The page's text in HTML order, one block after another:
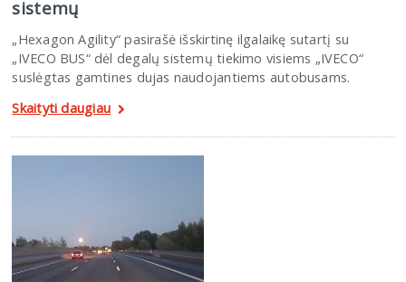
sistemų
„Hexagon Agility“ pasirašė išskirtinę ilgalaikę sutartį su
„IVECO BUS“ dėl degalų sistemų tiekimo visiems „IVECO“
suslėgtas gamtines dujas naudojantiems autobusams.
Skaityti daugiau